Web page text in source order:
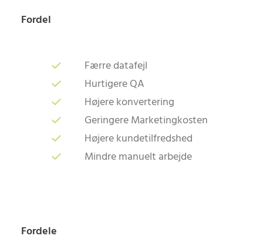
Fordel
Færre datafejl
Hurtigere QA
Højere konvertering
Geringere Marketingkosten
Højere kundetilfredshed
Mindre manuelt arbejde
Fordele